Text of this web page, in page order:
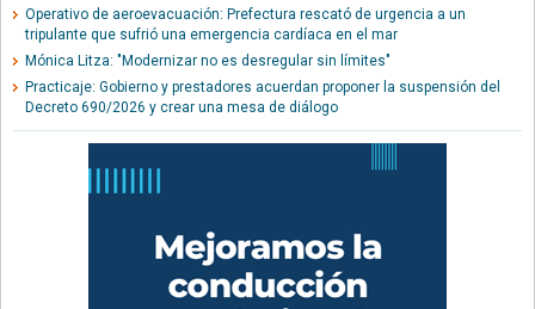
Operativo de aeroevacuación: Prefectura rescató de urgencia a un
tripulante que sufrió una emergencia cardíaca en el mar
Mónica Litza: "Modernizar no es desregular sin límites"
Practicaje: Gobierno y prestadores acuerdan proponer la suspensión del
Decreto 690/2026 y crear una mesa de diálogo